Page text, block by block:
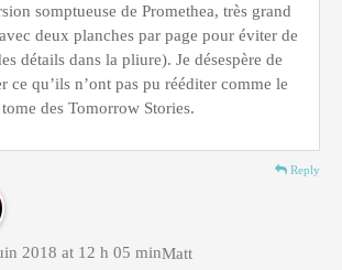
somptueuse de Promethea, très grand
deux planches par page pour éviter de
détails dans la pliure). Je désespère de
ce qu’ils n’ont pas pu rééditer comme le
des Tomorrow Stories.
Reply
Matt
2018 at 12 h 05 min